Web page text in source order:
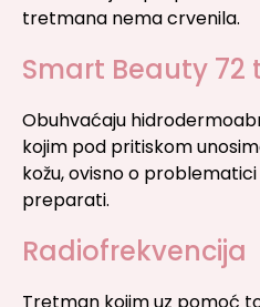
tretmana nema crvenila.
Smart Beauty 72
Obuhvaćaju
kojim pod pritiskom
kožu, ovisno o
preparati.
Radiofrekvencija